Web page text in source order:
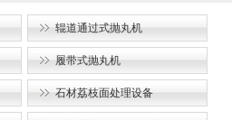
辊道通过式抛丸机
履带式抛丸机
石材荔枝面处理设备